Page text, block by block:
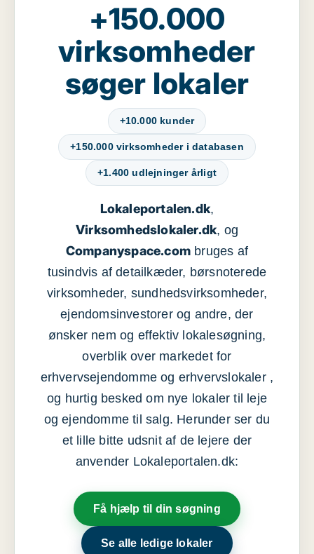
+150.000
virksomheder
søger lokaler
+10.000 kunder
+150.000 virksomheder i databasen
+1.400 udlejninger årligt
Lokaleportalen.dk,
Virksomhedslokaler.dk, og
Companyspace.com bruges af
tusindvis af detailkæder, børsnoterede
virksomheder, sundhedsvirksomheder,
ejendomsinvestorer og andre, der
ønsker nem og effektiv lokalesøgning,
overblik over markedet for
erhvervsejendomme og erhvervslokaler ,
og hurtig besked om nye lokaler til leje
og ejendomme til salg. Herunder ser du
et lille bitte udsnit af de lejere der
anvender Lokaleportalen.dk:
Få hjælp til din søgning
Se alle ledige lokaler